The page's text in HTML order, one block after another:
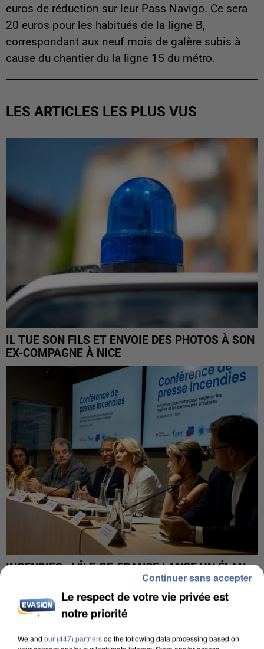
euros de réduction sur leur Pass Navigo. Ce sera
20 euros pour les habitués de la ligne B,
correspondant aux neuf mois de galère subis à
cause du chantier du la ligne 15 du métro.
LES ARTICLES LES PLUS VUS
IL TUE SON FILS ET ENVOIE DES PHOTOS À SON
EX-COMPAGNE À NICE
INCENDIES : L’ÎLE-DE-FRANCE LANCE UN ÉLAN
DE SOLIDARITÉ AVEC LES...
Le respect de votre vie privée est
notre priorité
We and our (447) partnersdo the following data processing based on
Continuer sans accepter